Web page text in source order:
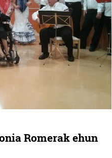
Romerak ehun